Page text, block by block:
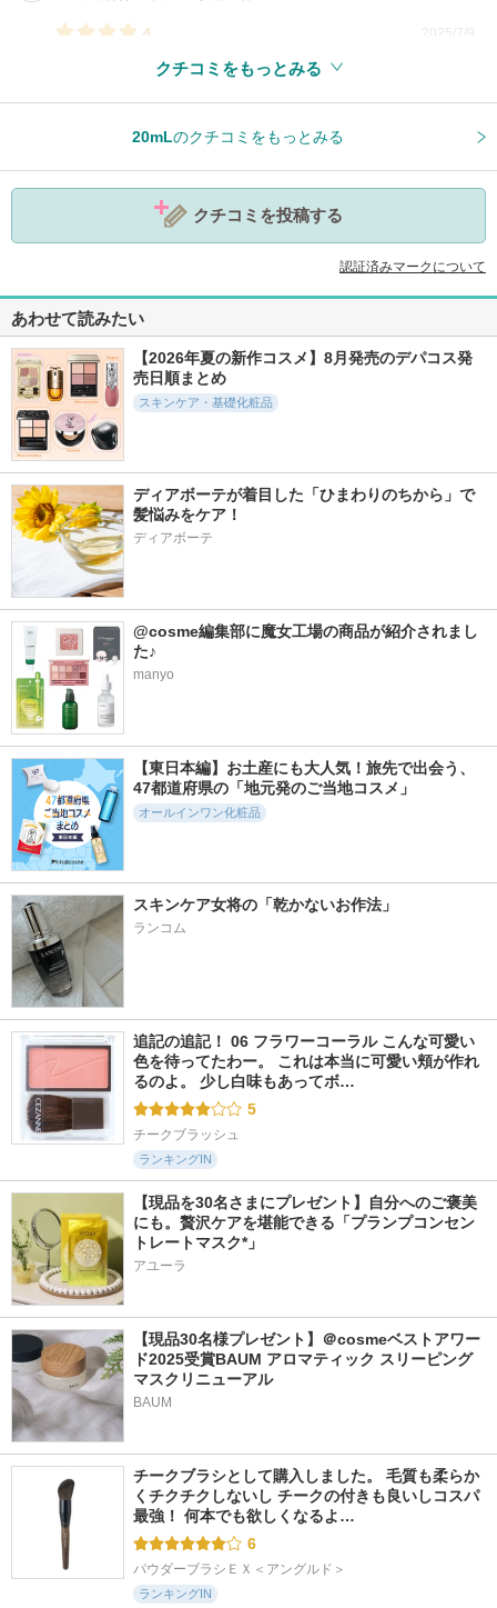
4 2025/7/9
クチコミをもっとみる
20mLのクチコミをもっとみる
クチコミを投稿する
認証済みマークについて
あわせて読みたい
【2026年夏の新作コスメ】8月発売のデパコス発
売日順まとめ
スキンケア・基礎化粧品
ディアボーテが着目した「ひまわりのちから」で
髪悩みをケア！
ディアボーテ
@cosme編集部に魔女工場の商品が紹介されまし
た♪
manyo
【東日本編】お土産にも大人気！旅先で出会う、
47都道府県の「地元発のご当地コスメ」
オールインワン化粧品
スキンケア女将の「乾かないお作法」
ランコム
追記の追記！ 06 フラワーコーラル こんな可愛い
色を待ってたわー。 これは本当に可愛い頬が作れ
るのよ。 少し白味もあってボ…
5
チークブラッシュ
ランキングIN
【現品を30名さまにプレゼント】自分へのご褒美
にも。贅沢ケアを堪能できる「プランプコンセン
トレートマスク*」
アユーラ
【現品30名様プレゼント】＠cosmeベストアワー
ド2025受賞BAUM アロマティック スリーピング
マスクリニューアル
BAUM
チークブラシとして購入しました。 毛質も柔らか
くチクチクしないし チークの付きも良いしコスパ
最強！ 何本でも欲しくなるよ…
6
パウダーブラシＥＸ＜アングルド＞
ランキングIN